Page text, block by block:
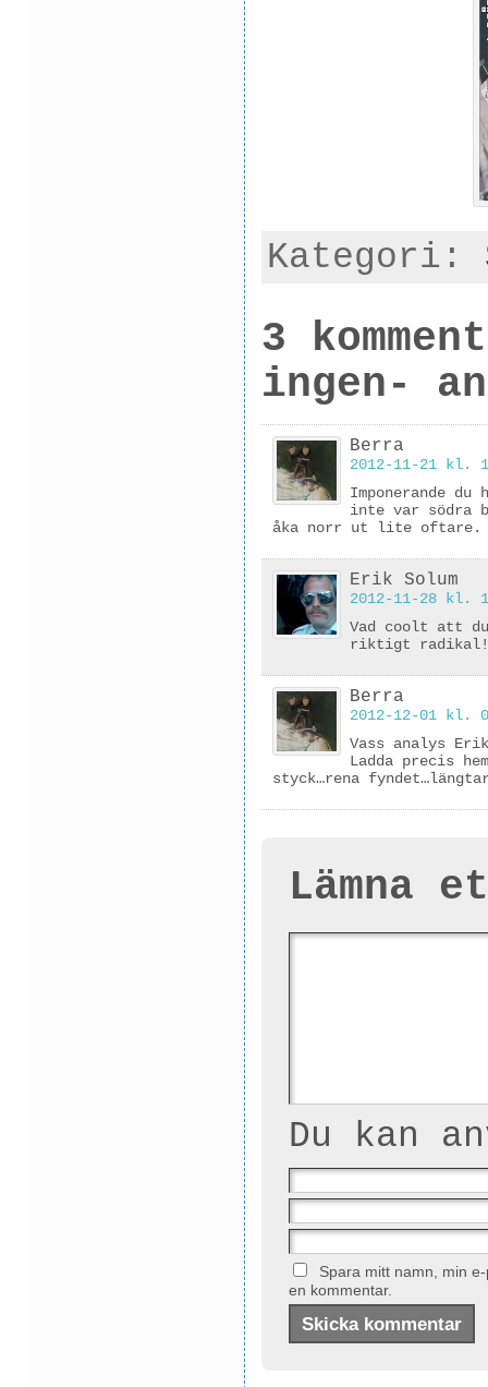
Kategori:
3
ingen-
Berra
2012-11-21 kl.
Imponerande
inte var södra
åka norr ut lite oftare.
Erik Solum
2012-11-28 kl.
Vad coolt att
riktigt
Berra
2012-12-01 kl.
Vass analys
Ladda precis
styck…rena
Lämna
Du kan
Spara mitt namn, min
en kommentar.